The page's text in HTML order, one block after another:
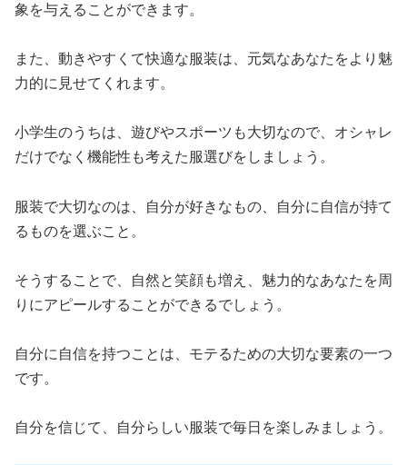
象を与えることができます。
また、動きやすくて快適な服装は、元気なあなたをより魅
力的に見せてくれます。
小学生のうちは、遊びやスポーツも大切なので、オシャレ
だけでなく機能性も考えた服選びをしましょう。
服装で大切なのは、自分が好きなもの、自分に自信が持て
るものを選ぶこと。
そうすることで、自然と笑顔も増え、魅力的なあなたを周
りにアピールすることができるでしょう。
自分に自信を持つことは、モテるための大切な要素の一つ
です。
自分を信じて、自分らしい服装で毎日を楽しみましょう。